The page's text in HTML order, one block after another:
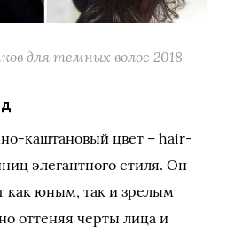
для темных волос 2018
каштановый цвет – hair-
элегантного стиля. Он
как юным, так и зрелым
оттеняя черты лица и